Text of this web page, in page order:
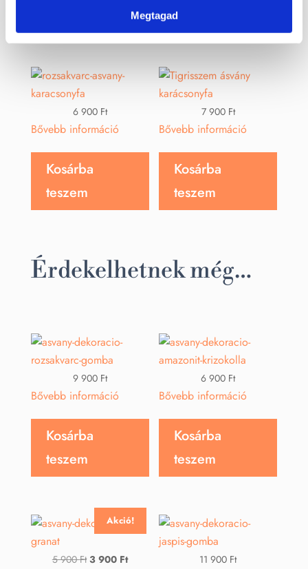
Megtagadteszem
6 900 Ft
Bővebb információ
Kosárba
teszem
7 900 Ft
Bővebb információ
Kosárba
teszem
Érdekelhetnek még…
9 900 Ft
Bővebb információ
Kosárba
teszem
6 900 Ft
Bővebb információ
Kosárba
teszem
Akció!
5 900Ft Original
3 900 FtCurrent
11 900 Ft